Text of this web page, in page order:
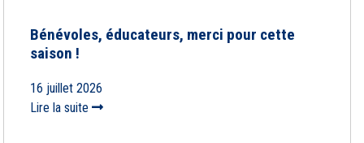
Bénévoles, éducateurs, merci pour cette
saison !
16 juillet 2026
Lire la suite